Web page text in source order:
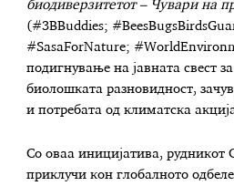
биодиверзитетот – Чувари на
(#3BBuddies;
#SasaForNature;
подигнување на јавната свест
биолошката разновидност,
и потребата од климатска
Со оваа иницијатива, рудникот
приклучи кон глобалното